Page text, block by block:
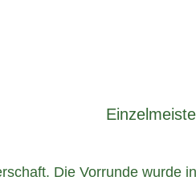
Die Vorrunde wurde